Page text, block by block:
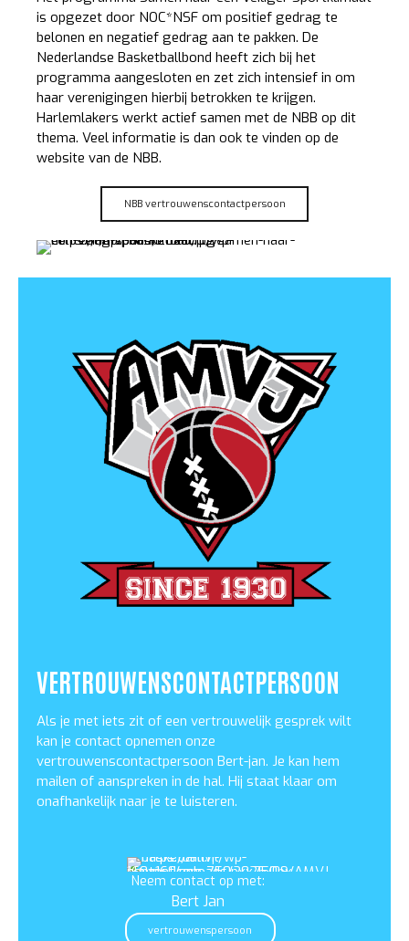
is opgezet door NOC*NSF om positief gedrag te
belonen en negatief gedrag aan te pakken. De
Nederlandse Basketballbond heeft zich bij het
programma aangesloten en zet zich intensief in om
haar verenigingen hierbij betrokken te krijgen.
Harlemlakers werkt actief samen met de NBB op dit
thema. Veel informatie is dan ook te vinden op de
website van de NBB.
NBB vertrouwenscontactpersoon
VERTROUWENSCONTACTPERSOON
Als je met iets zit of een vertrouwelijk gesprek wilt
kan je contact opnemen onze
vertrouwenscontactpersoon Bert-jan. Je kan hem
mailen of aanspreken in de hal. Hij staat klaar om
onafhankelijk naar je te luisteren.
Neem contact op met:
Bert Jan
vertrouwenspersoon